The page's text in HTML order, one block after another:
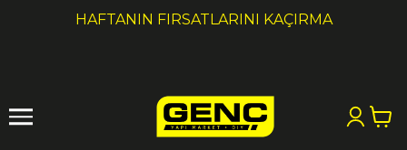
HAFTANIN FIRSATLARINI KAÇIRMA
1 2